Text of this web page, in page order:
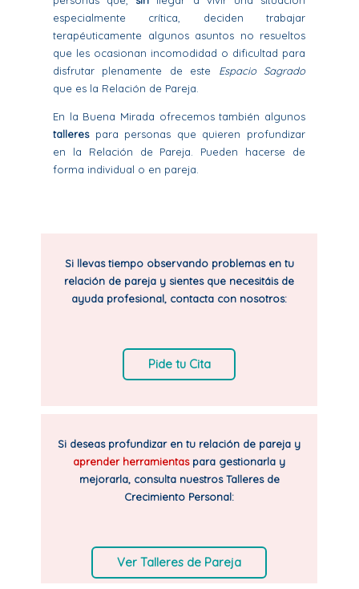
especialmente crítica, deciden trabajar
terapéuticamente algunos asuntos no resueltos
que les ocasionan incomodidad o dificultad para
disfrutar plenamente de este Espacio Sagrado
que es la Relación de Pareja.
En la Buena Mirada ofrecemos también algunos
tallerespara personas que quieren profundizar
en la Relación de Pareja. Pueden hacerse de
forma individual o en pareja.
Si llevas tiempo observando problemas en tu
relación de pareja y sientes que necesitáis de
ayuda profesional, contacta con nosotros:
Pide tu Cita
Si deseas profundizar en tu relación de pareja y
aprender herramientaspara gestionarla y
mejorarla, consulta nuestros Talleres de
Crecimiento Personal:
Ver Talleres de Pareja